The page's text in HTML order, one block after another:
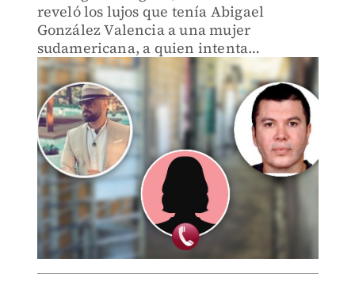
reveló los lujos que tenía Abigael
González Valencia a una mujer
sudamericana, a quien intenta
convencer para que lo visite en la cárcel.